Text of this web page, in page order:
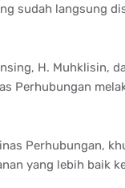
sudah langsung
H. Muhklisin,
Perhubungan
Perhubungan,
yang lebih baik